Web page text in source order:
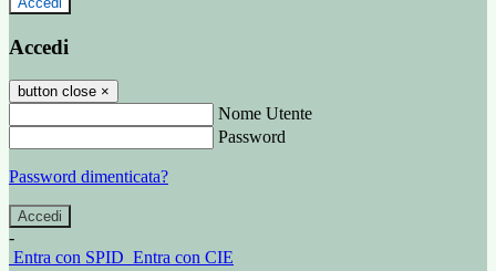
Accedi
button close ×
Nome Utente
Password
Password dimenticata?
-
Entra con SPID Entra con CIE